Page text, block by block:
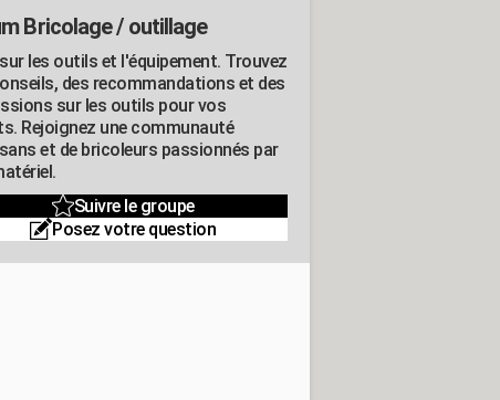
Bricolage / outillage
les outils et l'équipement. Trouvez
des recommandations et des
sur les outils pour vos
Rejoignez une communauté
et de bricoleurs passionnés par
Suivre le groupe
Posez votre question